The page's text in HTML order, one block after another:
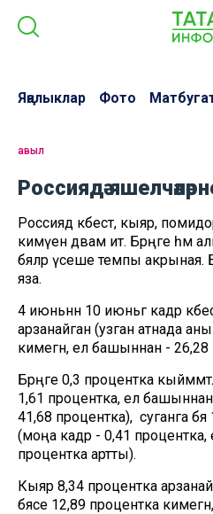
Яңалыклар Фото
авыл
Россиядә
Россиядә кәбестә, кыяр,
кимүен дәвам итә. Бәрәңге һәм
бәяләр үсеше темпы
яза.
4 июньнән 10 июньгә кадәр
арзанайган (узган атнада
кимегән, ел башыннан - 26,28
Бәрәңге 0,3 процентка
1,61 процентка, ел башыннан
41,68 процентка), ә суганга
(моңа кадәр - 0,41
процентка артты).
Кыяр 8,34 процентка
бәясе 12,89 процентка